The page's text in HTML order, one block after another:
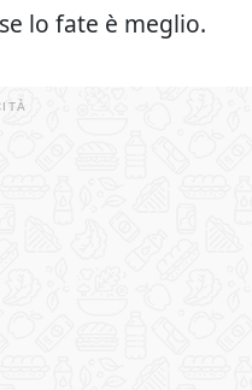
lo fate è meglio.